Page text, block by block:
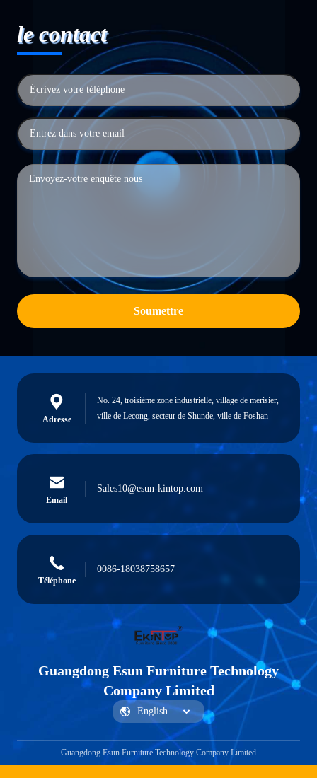
le contact
Soumettre
Adresse
No. 24, troisième zone industrielle, village de merisier,
ville de Lecong, secteur de Shunde, ville de Foshan
Email
Sales10@esun-kintop.com
Téléphone
0086-18038758657
Guangdong Esun Furniture Technology
Company Limited
Guangdong Esun Furniture Technology Company Limited